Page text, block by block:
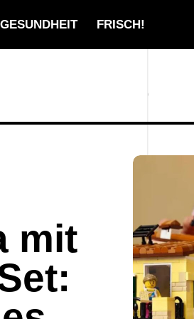
GESUNDHEIT FRISCH!
mit